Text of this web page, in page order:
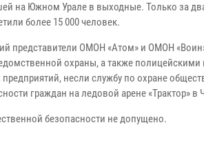
на Южном Урале в выходные. Только за
более 15 000 человек.
представители ОМОН «Атом» и ОМОН
охраны, а также полицейскими
несли службу по охране
граждан на ледовой арене «Трактор» в
безопасности не допущено.